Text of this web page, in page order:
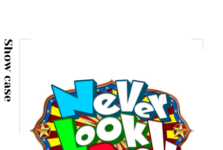
Show case